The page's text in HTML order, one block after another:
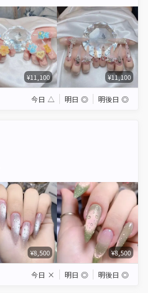
¥11,100 ¥11,100
今日 △ 明日 ◎ 明後日 ◎
¥8,500 ¥8,500
今日 × 明日 ◎ 明後日 ◎